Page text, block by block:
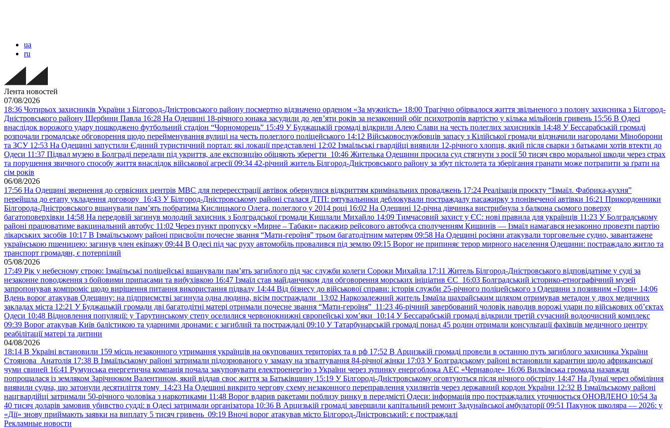
ua
ru
Лента новостей
07/08/2026
18:36 Чотирьох захисників України з Білгород-Дністровського району посмертно відзначено орденом «За мужність» 18:00 Трагічно обірвалося життя звільненого з полону захисника з Білгород-
Дністровського району Щербини Павла 16:28 На Одещині 18-річного юнака засудили до дев’яти років за незаконний обіг психотропів вартістю у кілька мільйонів гривень 15:56 В Одесі
внаслідок ворожого удару пошкоджено футбольний стадіон “Чорноморець” 15:49 У Буджацькій громаді відкрили Алею Слави на честь полеглих захисників 14:48 У Бессарабській громаді
розпочали громадське обговорення щодо перейменування вулиці на честь полеглого поліцейського 14:12 Військовослужбовців запасу з Кілійської громади відзначили нагородами Міноборони
та ЗСУ 12:53 На Одещині запустили Єдиний туристичний портал: які локації представлені 12:02 Ізмаїльські гвардійці виявили 12-річного хлопця, який після сварки з батьками хотів втекти до
Одеси 11:37 Підвал музею в Болграді передали під укриття, але експозицію обіцяють зберегти 10:46 Жителька Одещини просила суд стягнути з росії 50 тисяч євро моральної шкоди через страх
та порушення звичного способу життя внаслідок військової агресії 09:34 42-річний житель Білгород-Дністровського району за збут пістолета та зберігання гранати може потрапити за ґрати на
сім років
06/08/2026
17:56 На Одещині звернення до сервісних центрів МВС для перереєстрації автівок обернулися відкриттям кримінальних проваджень 17:24 Реалізація проєкту “Ізмаїл. Фабрика-кухня”
перейшла до етапу укладення договору 16:43 У Білгород-Дністровському районі сталася ДТП: рятувальники деблокували постраждалу пасажирку з понівеченої автівки 16:21 Прикордонники
Білгорода-Дністровського вшанували пам’ять побратима Кислицького Олега, полеглого у 2014 році 16:02 На Одещині 12-річна дівчинка вистрибнула з балкона сьомого поверху
багатоповерхівки 14:58 На передовій загинув молодий захисник з Болградської громади Кишлали Михайло 14:09 Тимчасовий захист у ЄС: нові правила для українців 11:23 У Болградському
районі працюватиме вакцинальний автобус 11:02 Через пункт пропуску «Мирне – Табаки» пасажир рейсового автобуса сполученням Кишинів — Ізмаїл намагався незаконно провезти партію
лікарських засобів 10:17 В Ізмаїльському районі присвоїли почесне звання “Мати-героїня” трьом багатодітним матерям 09:58 На Одещині росіяни атакували торговельне судно, завантажене
українською пшеницею: загинув член екіпажу 09:44 В Одесі під час руху автомобіль провалився під землю 09:15 Ворог не припиняє терор мирного населення Одещини: постраждало житло та
транспорт громадян, є потерпілий
05/08/2026
17:49 Рік у небесному строю: Ізмаїльські поліцейські вшанували пам’ять загиблого під час служби колеги Сороки Михайла 17:11 Житель Білгород-Дністровського відповідатиме у суді за
незаконне поводження з бойовими припасами та вибухівкою 16:47 Ізмаїл став майданчиком для обговорення морських ініціатив ЄС 16:03 Болградський історико-етнографічний музей
запропонував компроміс щодо вирішення питання використання підвалу 14:44 Від бізнесу до військової справи: історія служби 25-річного поліцейського з Одещини з позивним «Горн» 14:06
Вдень ворог атакував Одещину: на підприємстві загинула одна людина, вісім постраждали 13:02 Наркозалежний житель Ізмаїла шахрайським шляхом отримував метадон у двох медичних
закладах міста 12:21 У Буджацькій громади дві багатодітні матері отримали почесне звання “Мати-героїня” 11:23 46-річний завербований чоловік наводив ворожі удари по військових обʼєктах
Одеси 10:48 Відновлення популяції: у Тарутинському степу оселилися червонокнижні європейські хом’яки 10:14 У Бессарабській громаді відкрили третій сучасний водоочисний комплекс
09:39 Ворог атакував Київ балістикою та ударними дронами: є загиблий та постраждалі 09:10 У Татарбунарській громаді понад 45 родин отримали консультації фахівців медичного центру
реабілітації матері та дитини
04/08/2026
18:14 В Україні встановили 159 місць незаконного утримання українців на окупованих територіях та в рф 17:52 В Арцизькій громаді провели в останню путь загиблого захисника України
Стоянова Анатолія 17:38 В Ізмаїльському районі затримали підозрюваного у замаху на зґвалтування 84-річної жінки 17:03 У Болградському районі встановили карантин щодо африканської
чуми свиней 16:41 Румунська енергетична компанія почала закуповувати електроенергію з України через зупинку енергоблока АЕС «Чернаводе» 16:06 Вилківська громада назавжди
попрощалася із земляком Зарічнюком Валентином, який віддав своє життя за Батьківщину 15:19 У Білгороді-Дністровському оговтуються після нічного обстрілу 14:47 На Дунаї через обміління
виявили судна, що затонули десятиліття тому 14:23 На Одещині викрито чергову схему незаконного переправлення ухилянтів через державний кордон України 12:32 В Ізмаїльському районі
нацгвардійці затримали 50-річного чоловіка з наркотиками 11:48 Ворог вдарив ракетами поблизу ринку в передмісті Одеси: інформація про постраждалих уточнюється ОНОВЛЕНО 10:54 За
40 тисяч доларів замовив убивство судді: в Одесі затримали організатора 10:36 В Арцизькій громаді завершили капітальний ремонт Задунаївської амбулаторії 09:51 Пакунок школяра — 2026: у
«Дії» знову приймають заявки на виплату 5 тисяч гривень 09:19 Вночі ворог атакував місто Білгород-Дністровський: є постраждалі
Рекламные новости